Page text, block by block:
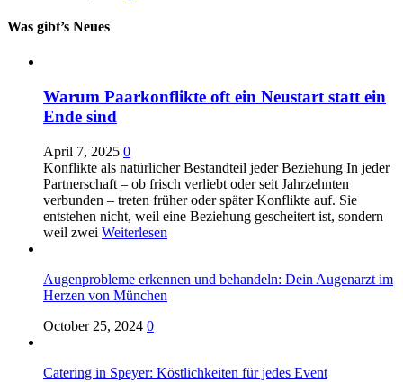
Was gibt’s Neues
Warum Paarkonflikte oft ein Neustart statt ein
Ende sind
April 7, 2025 0
Konflikte als natürlicher Bestandteil jeder Beziehung In jeder
Partnerschaft – ob frisch verliebt oder seit Jahrzehnten
verbunden – treten früher oder später Konflikte auf. Sie
entstehen nicht, weil eine Beziehung gescheitert ist, sondern
weil zwei Weiterlesen
Augenprobleme erkennen und behandeln: Dein Augenarzt im
Herzen von München
October 25, 2024 0
Catering in Speyer: Köstlichkeiten für jedes Event